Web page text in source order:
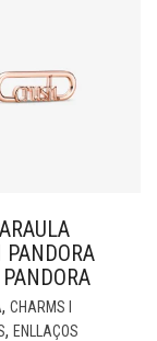
PANDORA
, CHARMS I
, ENLLAÇOS